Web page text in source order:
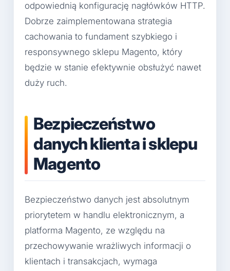
odpowiednią konfigurację nagłówków HTTP.
Dobrze zaimplementowana strategia
cachowania to fundament szybkiego i
responsywnego sklepu Magento, który
będzie w stanie efektywnie obsłużyć nawet
duży ruch.
Bezpieczeństwo
danych klienta i sklepu
Magento
Bezpieczeństwo danych jest absolutnym
priorytetem w handlu elektronicznym, a
platforma Magento, ze względu na
przechowywanie wrażliwych informacji o
klientach i transakcjach, wymaga